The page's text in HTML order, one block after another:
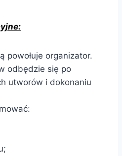
powołuje organizator.
odbędzie się po
utworów i dokonaniu